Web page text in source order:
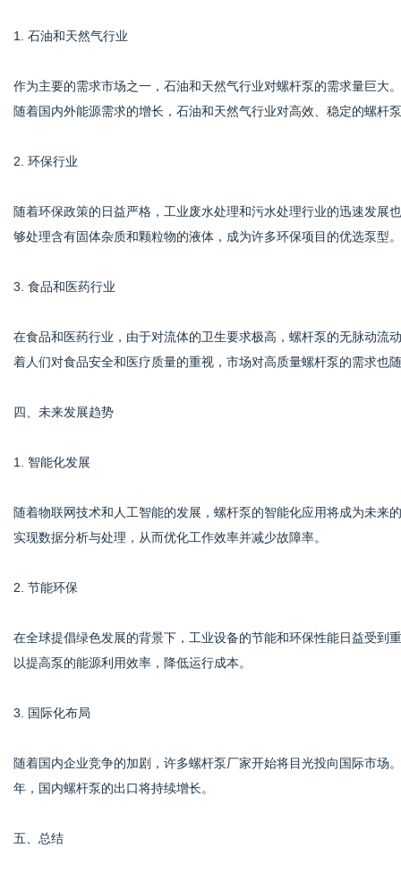
1. 石油和天然气行业
作为主要的需求市场之一，石油和天然气行业对螺杆泵的需求量巨大
随着国内外能源需求的增长，石油和天然气行业对高效、稳定的螺杆
2. 环保行业
随着环保政策的日益严格，工业废水处理和污水处理行业的迅速发展
够处理含有固体杂质和颗粒物的液体，成为许多环保项目的优选泵型。
3. 食品和医药行业
在食品和医药行业，由于对流体的卫生要求极高，螺杆泵的无脉动流
着人们对食品安全和医疗质量的重视，市场对高质量螺杆泵的需求也
四、未来发展趋势
1. 智能化发展
随着物联网技术和人工智能的发展，螺杆泵的智能化应用将成为未来
实现数据分析与处理，从而优化工作效率并减少故障率。
2. 节能环保
在全球提倡绿色发展的背景下，工业设备的节能和环保性能日益受到
以提高泵的能源利用效率，降低运行成本。
3. 国际化布局
随着国内企业竞争的加剧，许多螺杆泵厂家开始将目光投向国际市场
年，国内螺杆泵的出口将持续增长。
五、总结